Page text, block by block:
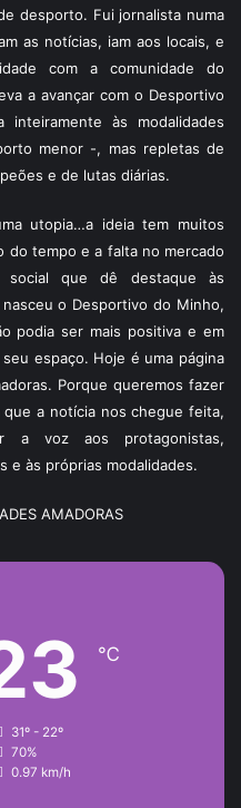
desporto. Fui jornalista numa
as notícias, iam aos locais, e
com a comunidade do
a avançar com o Desportivo
às modalidades
menor -, mas repletas de
e de lutas diárias.
utopia…a ideia tem muitos
do tempo e a falta no mercado
social que dê destaque às
o Desportivo do Minho,
podia ser mais positiva e em
espaço. Hoje é uma página
Porque queremos fazer
a notícia nos chegue feita,
a voz aos protagonistas,
e às próprias modalidades.
AMADORAS
℃
31º - 22º
70%
0.97 km/h